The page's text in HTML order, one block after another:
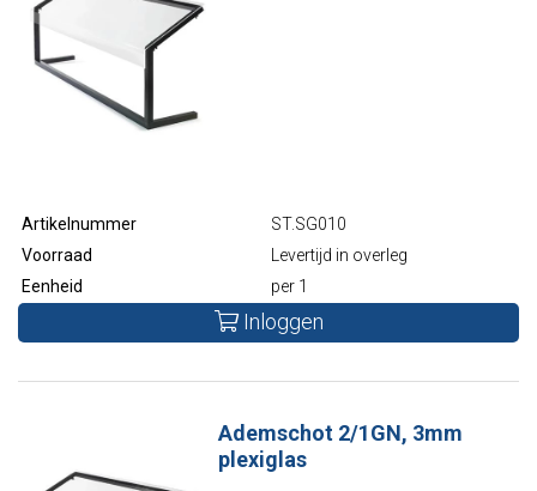
Artikelnummer
ST.SG010
Voorraad
Levertijd in overleg
Eenheid
per 1
Inloggen
Ademschot 2/1GN, 3mm
plexiglas